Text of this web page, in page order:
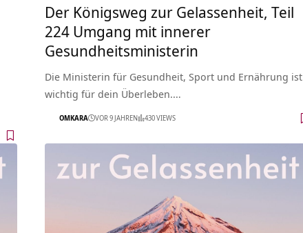
Der Königsweg zur Gelassenheit, Teil
224 Umgang mit innerer
Gesundheitsministerin
Die Ministerin für Gesundheit, Sport und Ernährung ist
wichtig für dein Überleben.…
OMKARA VOR 9 JAHREN 430 VIEWS